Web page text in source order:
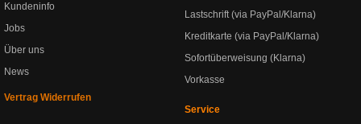
Kundeninfo
Jobs
Über uns
News
Vertrag Widerrufen
Lastschrift (via PayPal/Klarna)
Kreditkarte (via PayPal/Klarna)
Sofortüberweisung (Klarna)
Vorkasse
Service